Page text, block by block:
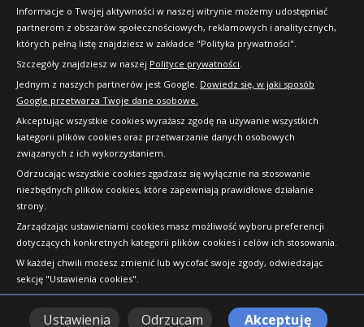
Informacje o Twojej aktywności w naszej witrynie możemy udostępniać
partnerom z obszarów społecznościowych, reklamowych i analitycznych,
których pełną listę znajdziesz w zakładce "Polityka prywatności".
Szczegóły znajdziesz w naszej Polityce prywatności.
Jednym z naszych partnerów jest Google. Dowiedz się, w jaki sposób
Google przetwarza Twoje dane osobowe.
Akceptując wszystkie cookies wyrażasz zgodę na używanie wszystkich
kategorii plików cookies oraz przetwarzanie danych osobowych
związanych z ich wykorzystaniem.
Odrzucając wszystkie cookies zgadzasz się wyłącznie na stosowanie
niezbędnych plików cookies, które zapewniają prawidłowe działanie
strony.
Zarządzając ustawieniami cookies masz możliwość wyboru preferencji
dotyczących konkretnych kategorii plików cookies i celów ich stosowania.
W każdej chwili możesz zmienić lub wycofać swoje zgody, odwiedzając
sekcję "Ustawienia cookies".
Ustawienia Odrzucam Akceptuję
Copyright © 2010-2026 24opony.pl. Wszelkie
prawa zastrzeżone.